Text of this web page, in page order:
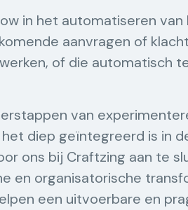
in het automatiseren
aanvragen of
of die automatisch
van
diep geïntegreerd is in
ons bij Craftzing aan te
en organisatorische
een uitvoerbare en